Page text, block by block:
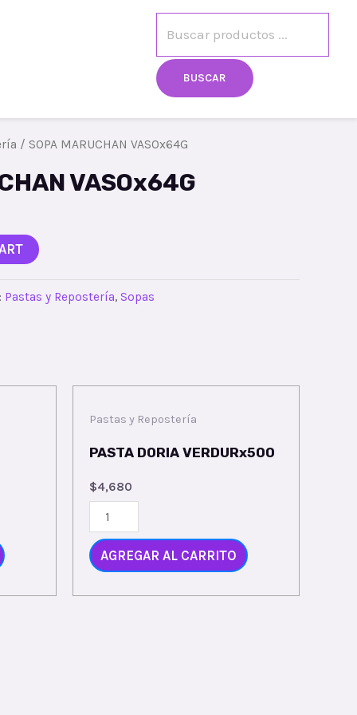
BUSCAR
/ SOPA MARUCHAN VASOx64G
VASOx64G
Pastas y Repostería, Sopas
Pastas y Repostería
PASTA DORIA VERDURx500
$4,680
AGREGAR AL CARRITO